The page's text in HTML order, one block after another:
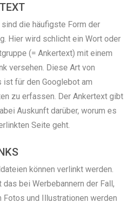
die häufigste Form der
Hier wird schlicht ein Wort oder
(= Ankertext) mit einem
versehen. Diese Art von
ist für den Googlebot am
zu erfassen. Der Ankertext gibt
Auskunft darüber, worum es
Seite geht.
können verlinkt werden.
das bei Werbebannern der Fall,
Fotos und Illustrationen werden